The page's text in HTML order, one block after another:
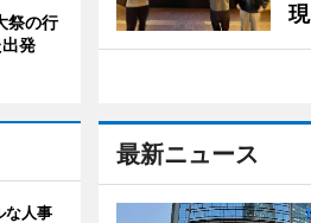
現
最新ニュース
祭の行
発
な人事